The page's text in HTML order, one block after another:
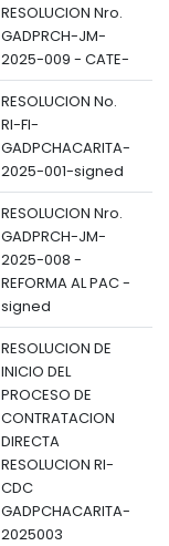
RESOLUCION Nro.
GADPRCH-JM-
2025-009 - CATE-
RESOLUCION No.
RI-FI-
GADPCHACARITA-
2025-001-signed
RESOLUCION Nro.
GADPRCH-JM-
2025-008 -
REFORMA AL PAC -
signed
RESOLUCION DE
INICIO DEL
PROCESO DE
CONTRATACION
DIRECTA
RESOLUCION RI-
CDC
GADPCHACARITA-
2025003